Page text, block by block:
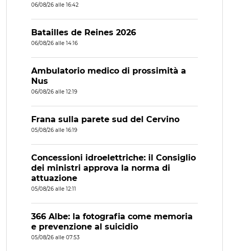
06/08/26 alle 16:42
Batailles de Reines 2026
06/08/26 alle 14:16
Ambulatorio medico di prossimità a
Nus
06/08/26 alle 12:19
Frana sulla parete sud del Cervino
05/08/26 alle 16:19
Concessioni idroelettriche: il Consiglio
dei ministri approva la norma di
attuazione
05/08/26 alle 12:11
366 Albe: la fotografia come memoria
e prevenzione al suicidio
05/08/26 alle 07:53